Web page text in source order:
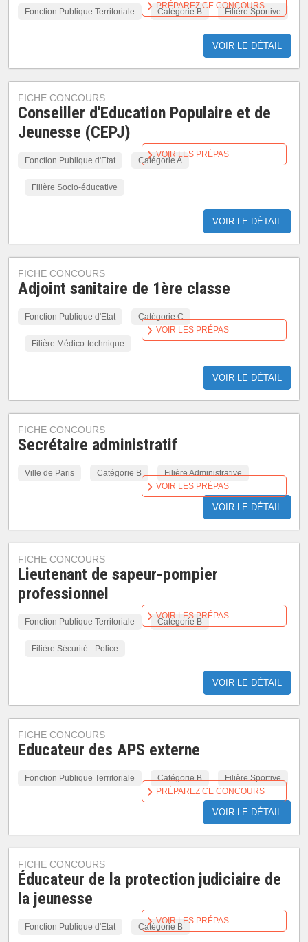
Fonction Publique Territoriale Catégorie B Filière Sportive
VOIR LE DÉTAIL
PRÉPAREZ CE CONCOURS
FICHE CONCOURS
Conseiller d'Education Populaire et de
Jeunesse (CEPJ)
Fonction Publique d'Etat Catégorie A
Filière Socio-éducative
VOIR LE DÉTAIL
VOIR LES PRÉPAS
FICHE CONCOURS
Adjoint sanitaire de 1ère classe
Fonction Publique d'Etat Catégorie C
Filière Médico-technique
VOIR LE DÉTAIL
VOIR LES PRÉPAS
FICHE CONCOURS
Secrétaire administratif
Ville de Paris Catégorie B Filière Administrative
VOIR LE DÉTAIL
VOIR LES PRÉPAS
FICHE CONCOURS
Lieutenant de sapeur-pompier
professionnel
Fonction Publique Territoriale Catégorie B
Filière Sécurité - Police
VOIR LE DÉTAIL
VOIR LES PRÉPAS
FICHE CONCOURS
Educateur des APS externe
Fonction Publique Territoriale Catégorie B Filière Sportive
VOIR LE DÉTAIL
PRÉPAREZ CE CONCOURS
FICHE CONCOURS
Éducateur de la protection judiciaire de
la jeunesse
Fonction Publique d'Etat Catégorie B
VOIR LES PRÉPAS